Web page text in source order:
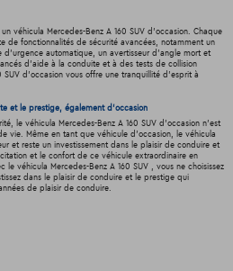
véhicula Mercedes-Benz A 160 SUV d'occasion. Chaque
de fonctionnalités de sécurité avancées, notamment un
automatique, un avertisseur d'angle mort et
d'aide à la conduite et à des tests de collision
SUV d'occasion vous offre une tranquillité d'esprit à
et le prestige, également d'occasion
le véhicula Mercedes-Benz A 160 SUV d'occasion n'est
vie. Même en tant que véhicule d'occasion, le véhicula
et reste un investissement dans le plaisir de conduire et
et le confort de ce véhicule extraordinaire en
le véhicula Mercedes-Benz A 160 SUV , vous ne choisissez
dans le plaisir de conduire et le prestige qui
de plaisir de conduire.